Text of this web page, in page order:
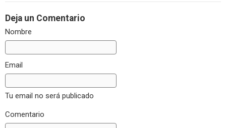
Deja un Comentario
Nombre
Email
Tu email no será publicado
Comentario